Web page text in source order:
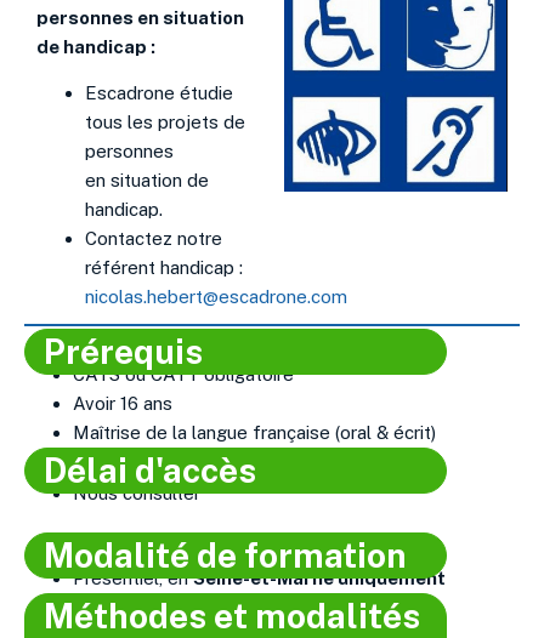
personnes en situation
de handicap :
Escadrone étudie
tous les projets de
personnes
en situation de
handicap.
Contactez notre
référent handicap :
nicolas.hebert@escadrone.com
Prérequis
CATS ou CATT obligatoire
Avoir 16 ans
Maîtrise de la langue française (oral & écrit)
Délai d'accès
Nous consulter
Modalité de formation​
Présentiel, enSeine-et-Marne uniquement
Méthodes et modalités